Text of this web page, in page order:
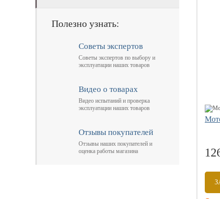
Полезно узнать:
Советы экспертов
Советы экспертов по выбору и
эксплуатации наших товаров
Видео о товарах
Видео испытаний и проверка
эксплуатации наших товаров
Отзывы покупателей
Отзывы наших покупателей и
оценка работы магазина